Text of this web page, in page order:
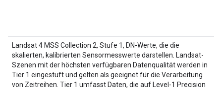
Landsat 4 MSS Collection 2, Stufe 1, DN-Werte, die die
skalierten, kalibrierten Sensormesswerte darstellen. Landsat-
Szenen mit der höchsten verfügbaren Datenqualität werden in
Tier 1 eingestuft und gelten als geeignet für die Verarbeitung
von Zeitreihen. Tier 1 umfasst Daten, die auf Level-1 Precision